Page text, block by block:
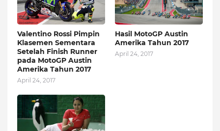
Valentino Rossi Pimpin
Klasemen Sementara
Setelah Finish Runner
pada MotoGP Austin
Amerika Tahun 2017
April 24, 2017
Hasil MotoGP Austin
Amerika Tahun 2017
April 24, 2017